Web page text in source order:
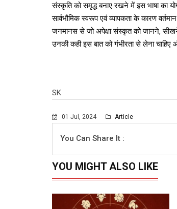
संस्कृति को समृद्ध बनाए रखने में इस भाषा का
सार्वभौमिक स्वरूप एवं व्यापकता के कारण
जनमानस से जो अपेक्षा संस्कृत को जानने,
उनकी कही इस बात को गंभीरता से लेना
SK
01 Jul, 2024 Article
You Can Share It :
YOU MIGHT ALSO LIKE